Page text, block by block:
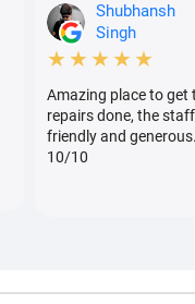
phải thay toàn bộ
Shubhansh
Singh
★★★★★
Amazing place to get
repairs done, the
friendly and generous.
10/10